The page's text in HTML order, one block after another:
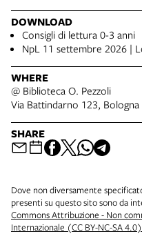
DOWNLOAD
Consigli di lettura 0-3 anni
NpL 11 settembre 2026 |
WHERE
@ Biblioteca O. Pezzoli
Via Battindarno 123, Bologna
SHARE
Dove non diversamente
presenti su questo sito sono da
Commons Attribuzione - Non
Internazionale (CC BY-NC-SA 4.0)